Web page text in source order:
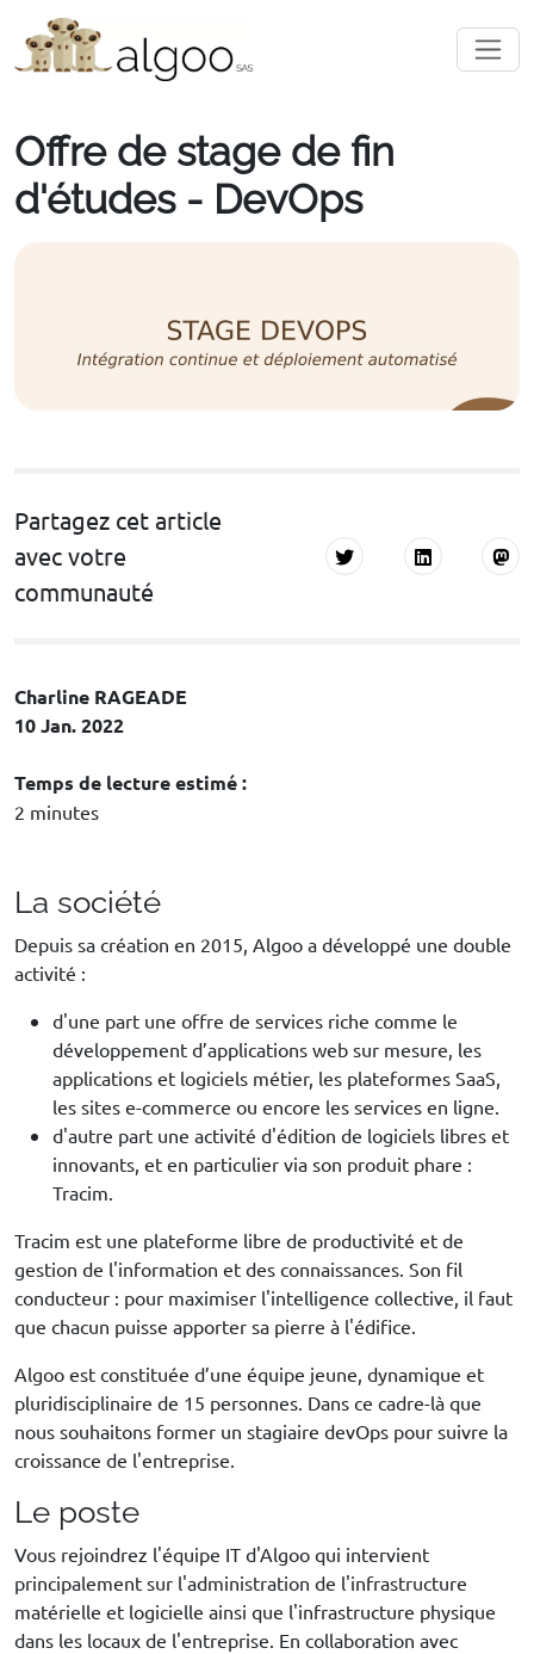
Offre de stage de fin
d'études - DevOps
Partagez cet article
avec votre
communauté
Charline RAGEADE
10 Jan. 2022
Temps de lecture estimé :
2 minutes
La société
Depuis sa création en 2015, Algoo a développé une double
activité :
d'une part une offre de services riche comme le
développement d’applications web sur mesure, les
applications et logiciels métier, les plateformes SaaS,
les sites e-commerce ou encore les services en ligne.
d'autre part une activité d'édition de logiciels libres et
innovants, et en particulier via son produit phare :
Tracim.
Tracim est une plateforme libre de productivité et de
gestion de l'information et des connaissances. Son fil
conducteur : pour maximiser l'intelligence collective, il faut
que chacun puisse apporter sa pierre à l'édifice.
Algoo est constituée d’une équipe jeune, dynamique et
pluridisciplinaire de 15 personnes. Dans ce cadre-là que
nous souhaitons former un stagiaire devOps pour suivre la
croissance de l'entreprise.
Le poste
Vous rejoindrez l'équipe IT d'Algoo qui intervient
principalement sur l'administration de l'infrastructure
matérielle et logicielle ainsi que l'infrastructure physique
dans les locaux de l'entreprise. En collaboration avec